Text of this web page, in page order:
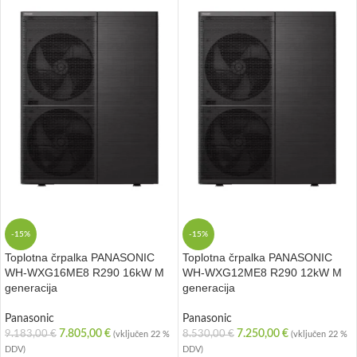
-15%
Toplotna črpalka PANASONIC
WH-WXG16ME8 R290 16kW M
generacija
Panasonic
9.183,00€ 7.805,00 € (vključen 22 %
DDV)
-15%
Toplotna črpalka PANASONIC
WH-WXG12ME8 R290 12kW M
generacija
Panasonic
8.530,00€ 7.250,00 € (vključen 22 %
DDV)